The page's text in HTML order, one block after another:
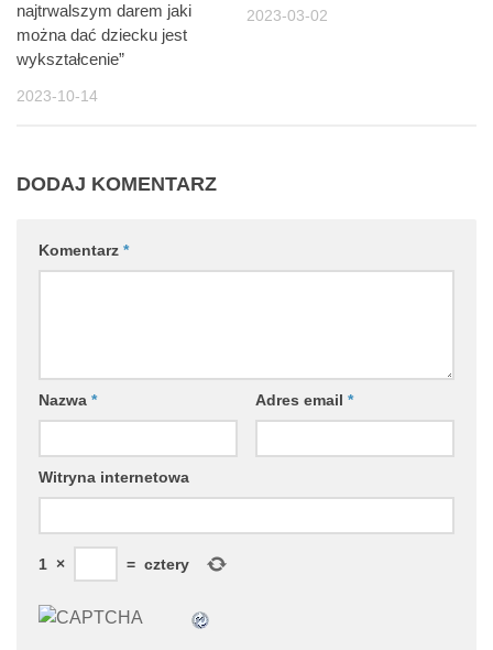
najtrwalszym darem jaki
można dać dziecku jest
wykształcenie”
2023-10-14
2023-03-02
DODAJ KOMENTARZ
Komentarz *
Nazwa * Adres email *
Witryna internetowa
1 × = cztery